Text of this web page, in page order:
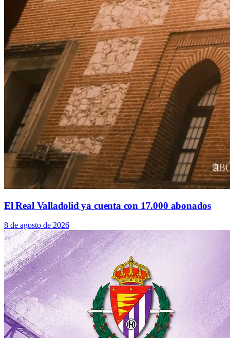
El Real Valladolid ya cuenta con 17.000 abonados
8 de agosto de 2026